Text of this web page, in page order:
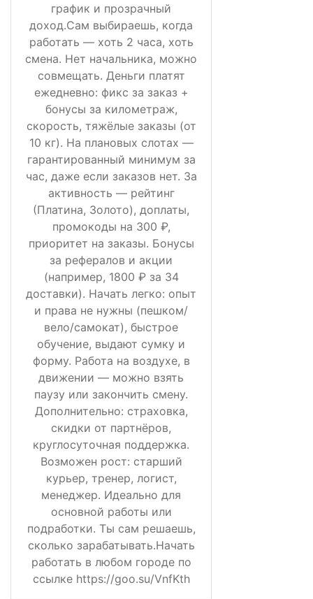
график и прозрачный
доход.Сам выбираешь, когда
работать — хоть 2 часа, хоть
смена. Нет начальника, можно
совмещать. Деньги платят
ежедневно: фикс за заказ +
бонусы за километраж,
скорость, тяжёлые заказы (от
10 кг). На плановых слотах —
гарантированный минимум за
час, даже если заказов нет. За
активность — рейтинг
(Платина, Золото), доплаты,
промокоды на 300 ₽,
приоритет на заказы. Бонусы
за рефералов и акции
(например, 1800 ₽ за 34
доставки). Начать легко: опыт
и права не нужны (пешком/
вело/самокат), быстрое
обучение, выдают сумку и
форму. Работа на воздухе, в
движении — можно взять
паузу или закончить смену.
Дополнительно: страховка,
скидки от партнёров,
круглосуточная поддержка.
Возможен рост: старший
курьер, тренер, логист,
менеджер. Идеально для
основной работы или
подработки. Ты сам решаешь,
сколько зарабатывать.Начать
работать в любом городе по
ссылке https://goo.su/VnfKth